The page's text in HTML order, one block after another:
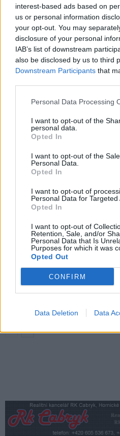
interest-based ads based on
us or personal information
your opt-out. You may
disclosure of your personal
IAB’s list of downstream
also be disclosed by us to third
Downstream Participants that
Personal Data Processing
I want to opt-out of the
personal data.
Opted In
I want to opt-out of the
Personal Data.
Opted In
I want to opt-out of
Personal Data for Targeted
Opted In
I want to opt-out of
Retention, Sale, and/or
Personal Data that Is
Purposes for which it was
Opted Out
CONFIRM
Data Deletion Data
v Maroku zatím vítězí
SOUVISEJÍCÍ ČLÁNKY
VÍCE OD AUTORA
Dobříšsko
jedinečnou
s dalšími žánry
Dobříšsko
Festival hudby
Evu
i program pro
Dobříšský
Peníze